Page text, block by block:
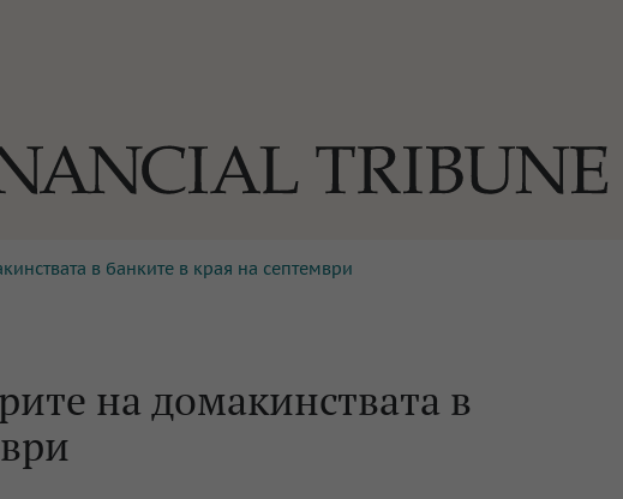
За нас
в банките в края на септември
на домакинствата в